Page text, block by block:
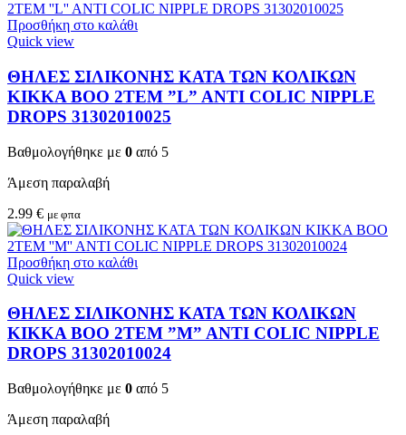
Προσθήκη στο καλάθι
Quick view
ΘΗΛΕΣ ΣΙΛΙΚΟΝΗΣ ΚΑΤΑ ΤΩΝ ΚΟΛΙΚΩΝ
KIKKA BOO 2TEM ”L” ANTI COLIC NIPPLE
DROPS 31302010025
Βαθμολογήθηκε με 0 από 5
Άμεση παραλαβή
2.99 € με φπα
Προσθήκη στο καλάθι
Quick view
ΘΗΛΕΣ ΣΙΛΙΚΟΝΗΣ ΚΑΤΑ ΤΩΝ ΚΟΛΙΚΩΝ
KIKKA BOO 2TEM ”M” ANTI COLIC NIPPLE
DROPS 31302010024
Βαθμολογήθηκε με 0 από 5
Άμεση παραλαβή